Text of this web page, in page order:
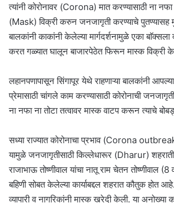
त्यांनी कोरोनावर (Corona) मात करण्यासाठी ना नफा
(Mask) विक्री करुन जनजागृती करण्याचे पुतण्यासह
बालकांनी काकांनी केलेल्या मार्गदर्शनामुळे एका बाॅक्सला
करत गळ्यात घालून बाजारपेठेत फिरून मास्क विक्री
लहानपणापासून सिंगापूर येथे राहणाऱ्या बालकांनी
प्रेमासाठी चांगले काम करण्यासाठी कोरोनाची
ना नफा ना तोटा तत्वावर मास्क वाटप करून त्याचे
सध्या राज्यात कोरोनाचा प्रभाव (Corona
यामुळे जनजागृतीसाठी किल्लेधारूर (Dharur) शहरातील
राजाभाऊ तोष्णीवाल यांचा नातू राम चेतन तोष्णीवाल (8
बहिणी सोबत केलेल्या कार्याबद्दल शहरात कौतुक होत
व्यापारी व नागरिकांनी मास्क खरेदी केली. या अनोख्या